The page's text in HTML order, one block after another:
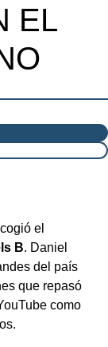
EL
el
B. Daniel
del país
que repasó
como